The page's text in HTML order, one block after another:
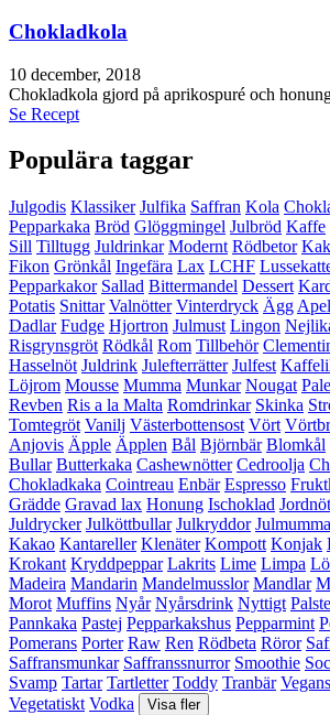
Chokladkola
10 december, 2018
Chokladkola gjord på aprikospuré och
Se Recept
Populära taggar
Julgodis Klassiker Julfika Saffran Kola
Pepparkaka Bröd Glöggmingel Julbröd Kaffe
Sill Tilltugg Juldrinkar Modernt Rödbetor
Fikon Grönkål Ingefära Lax LCHF
Pepparkakor Sallad Bittermandel Dessert
Potatis Snittar Valnötter Vinterdryck Ägg
Dadlar Fudge Hjortron Julmust Lingon
Risgrynsgröt Rödkål Rom Tillbehör
Hasselnöt Juldrink Julefterrätter Julfest
Löjrom Mousse Mumma Munkar Nougat
Revben Ris a la Malta Romdrinkar Skinka
Tomtegröt Vanilj Västerbottensost Vört
Anjovis Äpple Äpplen Bål Björnbär Blomkål
Bullar Butterkaka Cashewnötter Cedroolja
Chokladkaka Cointreau Enbär Espresso
Grädde Gravad lax Honung Ischoklad
Juldrycker Julköttbullar Julkryddor Julmumma
Kakao Kantareller Klenäter Kompott Konjak
Krokant Kryddpeppar Lakrits Lime Limpa
Madeira Mandarin Mandelmusslor Mandlar
Morot Muffins Nyår Nyårsdrink Nyttigt
Pannkaka Pastej Pepparkakshus Pepparmint
Pomerans Porter Raw Ren Rödbeta Röror
Saffransmunkar Saffranssnurror Smoothie
Svamp Tartar Tartletter Toddy Tranbär
Vegetatiskt Vodka Visa fler